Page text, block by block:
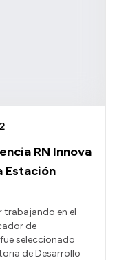
RN Innova
Estación
trabajando en el
de
seleccionado
de Desarrollo